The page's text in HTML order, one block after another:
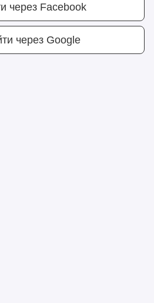
через Facebook
через Google